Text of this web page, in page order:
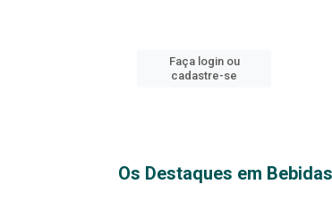
Faça login ou
cadastre-se
Os Destaques em Bebidas